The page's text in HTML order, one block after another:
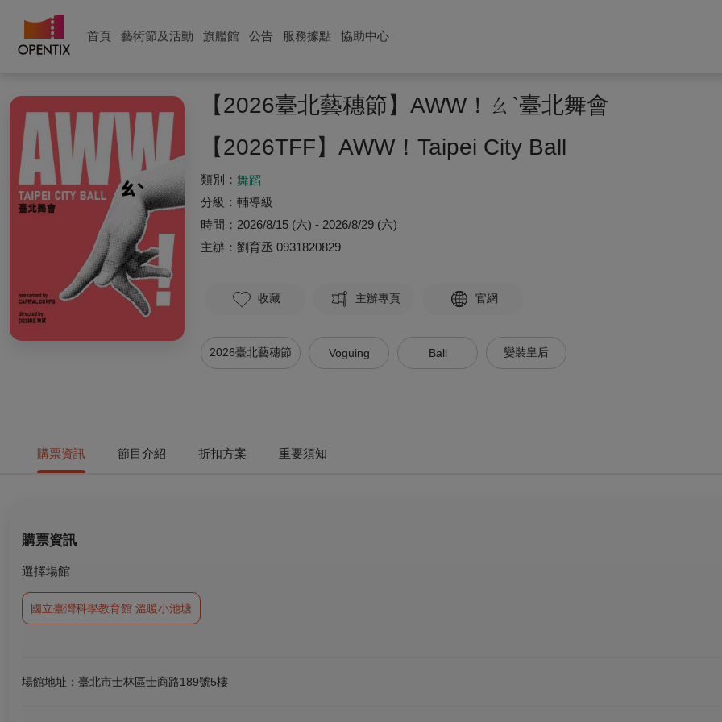
首頁 藝術節及活動 旗艦館 公告 服務據點 協助中心
【2026臺北藝穗節】AWW！ㄠˋ臺北舞會
【2026TFF】AWW！Taipei City Ball
類別： 舞蹈
分級： 輔導級
時間： 2026/8/15 (六) - 2026/8/29 (六)
主辦： 劉育丞 0931820829
收藏 主辦專頁 官網
2026臺北藝穗節 Voguing Ball 變裝皇后
購票資訊 節目介紹 折扣方案 重要須知
購票資訊
選擇場館
國立臺灣科學教育館 溫暖小池塘
場館地址：臺北市士林區士商路189號5樓